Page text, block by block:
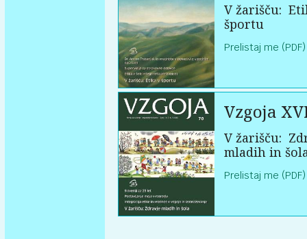
V žarišču:
športu
Prelistaj me (PDF)
Vzgoja
V žarišču:
mladih in
Prelistaj me (PDF)